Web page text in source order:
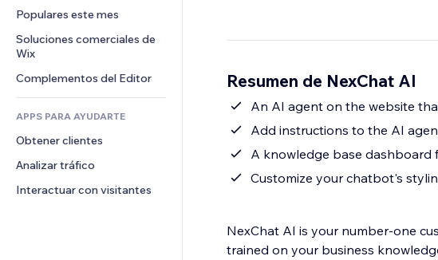
Crowdfunding
Alimentos y bebidas
Compartir archivos
Noticias
Servicios de contenido
Efectos de texto
Botones y menús
Banners e insignias
Calculadoras
Buscar
Comentarios
Teléfono
Comunidad
Reseñas y testimonios
Populares este mes
Soluciones comerciales de
Wix
Complementos del Editor
APPS PARA AYUDARTE
Obtener clientes
Analizar tráfico
Interactuar con visitantes
Resumen de NexChat AI
An AI agent on the website
Add instructions to the AI
A knowledge base dashboard
Customize your chatbot's
NexChat AI is your number-one
trained on your business